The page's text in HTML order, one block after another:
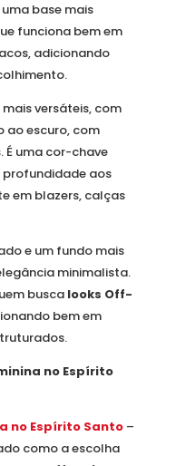
base mais
funciona bem em
adicionando
versáteis, com
ao escuro, com
É uma cor-chave
aos
em blazers, calças
e um fundo mais
minimalista.
busca looks Off-
bem em
no Espírito
no Espírito Santo–
como a escolha